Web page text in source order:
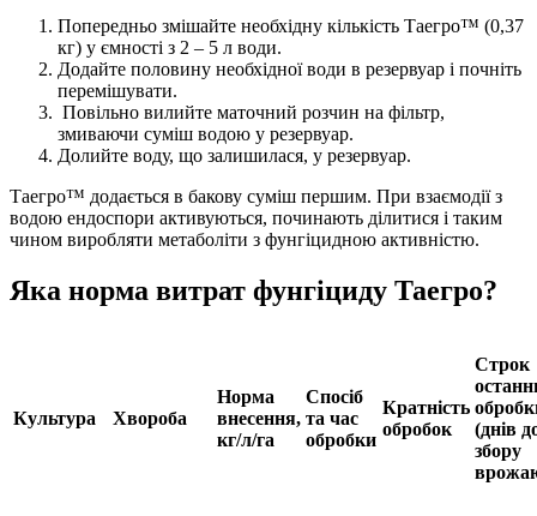
Попередньо змішайте необхідну кількість Таегро™ (0,37
кг) у ємності з 2 – 5 л води.
Додайте половину необхідної води в резервуар і почніть
перемішувати.
Повільно вилийте маточний розчин на фільтр,
змиваючи суміш водою у резервуар.
Долийте воду, що залишилася, у резервуар.
Таегро™ додається в бакову суміш першим. При взаємодії з
водою ендоспори активуються, починають ділитися і таким
чином виробляти метаболіти з фунгіцидною активністю.
Яка норма витрат фунгіциду Таегро?
Культура Хвороба
Норма
внесення,
кг/л/га
Спосіб
та час
обробки
Кратність
обробок
Строк
(днів
збору